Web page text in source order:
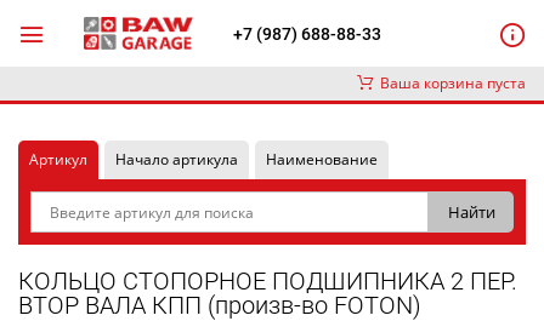
+7 (987) 688-88-33
Ваша корзина пуста
Артикул Начало артикула Наименование
КОЛЬЦО СТОПОРНОЕ ПОДШИПНИКА 2 ПЕР.
ВТОР ВАЛА КПП (произв-во FOTON)